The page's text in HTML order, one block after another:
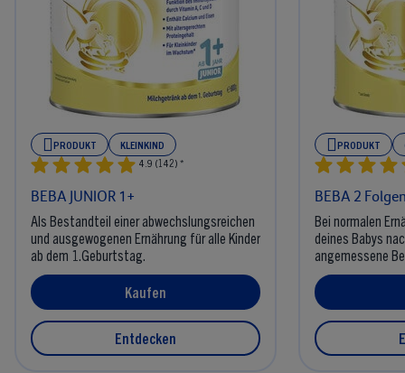
PRODUKT
KLEINKIND
4.9 (142) *
BEBA JUNIOR 1+
Als Bestandteil einer abwechslungsreichen
und ausgewogenen Ernährung für alle Kinder
ab dem 1.Geburtstag.​
Kaufen
Entdecken
PRODUKT
BEBA 2
Bei normalen
deines Babys
angemessene